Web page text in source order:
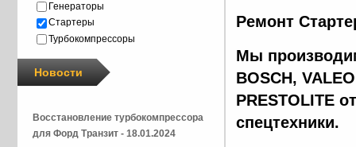
Ремонт
Мы
BOSCH,
PRESTOLITE
спецтехники.
Генераторы
Стартеры
Турбокомпрессоры
Новости
Восстановление турбокомпрессора
для Форд Транзит - 18.01.2024